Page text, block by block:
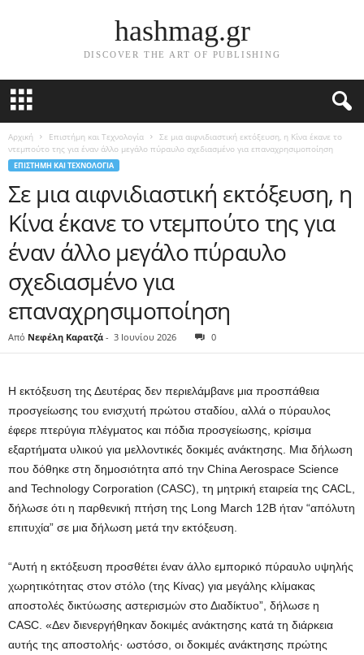
hashmag.gr
DISCOVER THE ART OF PUBLISHING
Αρχική Επιστήμη και Τεχνολογία
Σε μια αιφνιδιαστική εκτόξευση, η Κίνα έκανε το
ντεμπούτο της για έναν άλλο μεγάλο πύραυλο σχεδιασμένο για επαναχρησιμοποίηση
ΕΠΙΣΤΉΜΗ ΚΑΙ ΤΕΧΝΟΛΟΓΊΑ
Σε μια αιφνιδιαστική εκτόξευση, η
Κίνα έκανε το ντεμπούτο της για
έναν άλλο μεγάλο πύραυλο
σχεδιασμένο για
επαναχρησιμοποίηση
Από Νεφέλη Καρατζά - 3 Ιουνίου 2026 0
Η εκτόξευση της Δευτέρας δεν περιελάμβανε μια προσπάθεια
προσγείωσης του ενισχυτή πρώτου σταδίου, αλλά ο πύραυλος
έφερε πτερύγια πλέγματος και πόδια προσγείωσης, κρίσιμα
εξαρτήματα υλικού για μελλοντικές δοκιμές ανάκτησης. Μια δήλωση
που δόθηκε στη δημοσιότητα από την China Aerospace Science
and Technology Corporation (CASC), τη μητρική εταιρεία της CACL,
δήλωσε ότι η παρθενική πτήση της Long March 12B ήταν “απόλυτη
επιτυχία” σε μια δήλωση μετά την εκτόξευση.
“Αυτή η εκτόξευση προσθέτει έναν άλλο εμπορικό πύραυλο υψηλής
χωρητικότητας στον στόλο (της Κίνας) για μεγάλης κλίμακας
αποστολές δικτύωσης αστερισμών στο Διαδίκτυο”, δήλωσε η
CASC. «Δεν διενεργήθηκαν δοκιμές ανάκτησης κατά τη διάρκεια
αυτής της αποστολής· ωστόσο, οι δοκιμές ανάκτησης πρώτης